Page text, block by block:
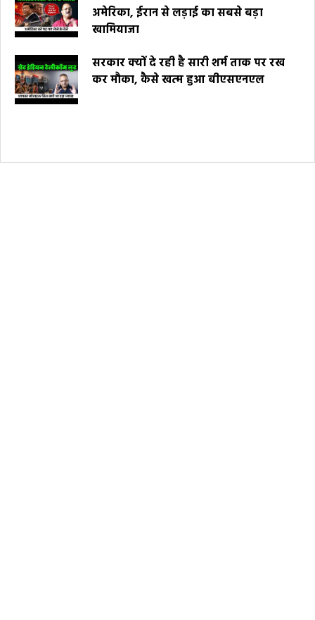
अमेरिका, ईरान से लड़ाई का सबसे बड़ा
खामियाजा
सरकार क्यों दे रही है सारी शर्म ताक पर रख
कर मौका, कैसे खत्म हुआ बीएसएनएल